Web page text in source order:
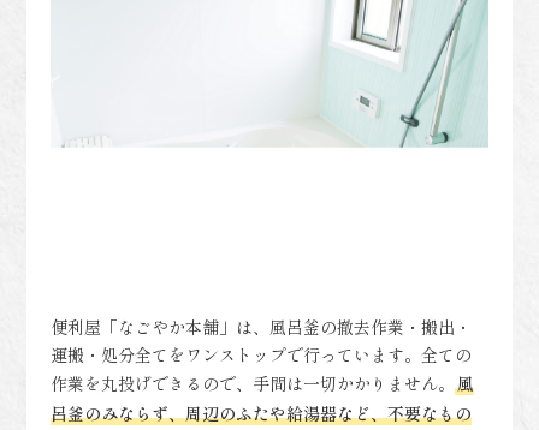
便利屋「なごやか本舗」は、風呂釜の撤去作業・搬出・
運搬・処分全てをワンストップで行っています。全ての
作業を丸投げできるので、手間は一切かかりません。風
呂釜のみならず、周辺のふたや給湯器など、不要なもの